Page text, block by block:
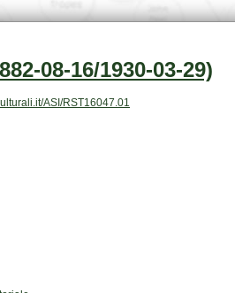
08-16/1930-03-29)
ASI/RST16047.01